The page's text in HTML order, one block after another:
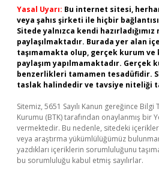
Yasal Uyarı: Bu internet sitesi,
veya şahıs şirketi ile hiçbir
Sitede yalnızca kendi
paylaşılmaktadır. Burada yer alan
taşımamakta olup, gerçek kurum ve
paylaşım yapılmamaktadır. Gerçek
benzerlikleri tamamen tesadüfidir.
taslak halindedir ve tavsiye niteliği
Sitemiz, 5651 Sayılı Kanun gereğince
Kurumu (BTK) tarafından onaylanmış bir
vermektedir. Bu nedenle, sitedeki
veya araştırma yükümlülüğümüz
yazdıkları içeriklerin sorumluluğunu
bu sorumluluğu kabul etmiş sayılırlar.